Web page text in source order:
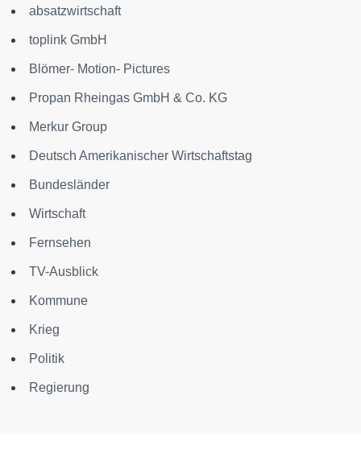
absatzwirtschaft
toplink GmbH
Blömer- Motion- Pictures
Propan Rheingas GmbH & Co. KG
Merkur Group
Deutsch Amerikanischer Wirtschaftstag
Bundesländer
Wirtschaft
Fernsehen
TV-Ausblick
Kommune
Krieg
Politik
Regierung